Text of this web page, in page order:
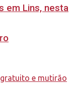
em Lins, nesta